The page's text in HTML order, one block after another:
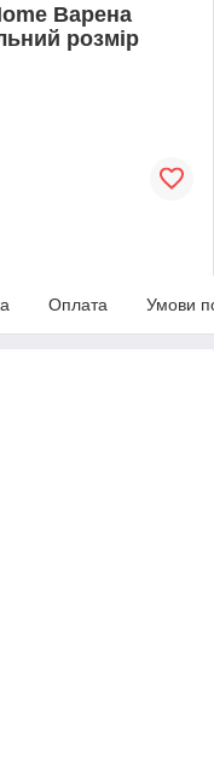
Варена
розмір
Оплата Умови